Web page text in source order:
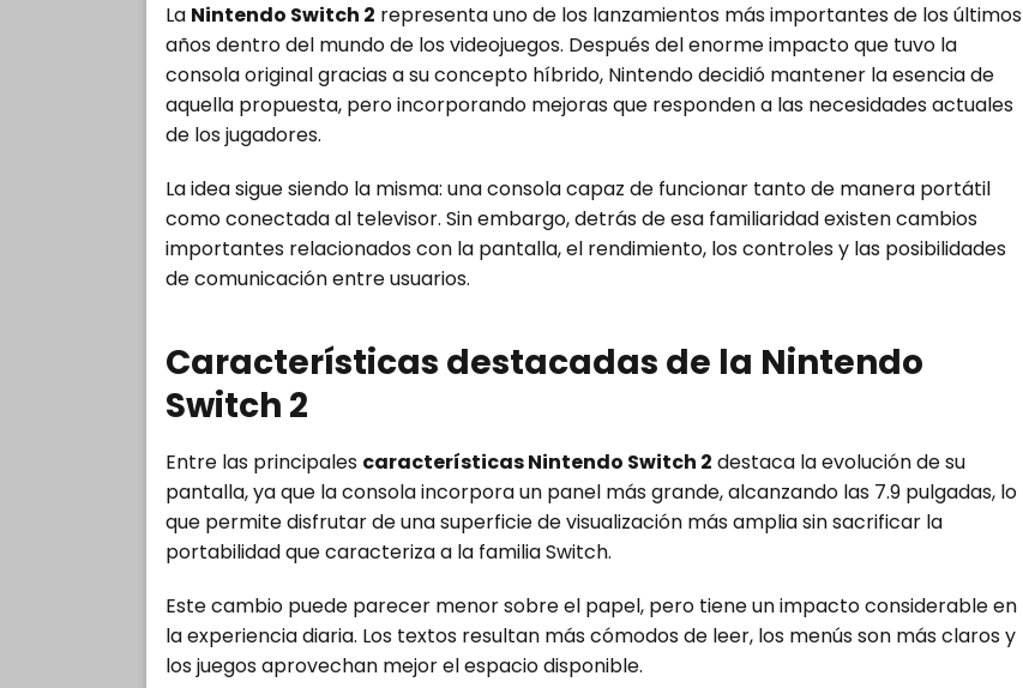
La Nintendo Switch 2 representa uno de los lanzamientos más importantes de los últimos
años dentro del mundo de los videojuegos. Después del enorme impacto que tuvo la
consola original gracias a su concepto híbrido, Nintendo decidió mantener la esencia de
aquella propuesta, pero incorporando mejoras que responden a las necesidades actuales
de los jugadores.
La idea sigue siendo la misma: una consola capaz de funcionar tanto de manera portátil
como conectada al televisor. Sin embargo, detrás de esa familiaridad existen cambios
importantes relacionados con la pantalla, el rendimiento, los controles y las posibilidades
de comunicación entre usuarios.
Características destacadas de la Nintendo
Switch 2
Entre las principales características Nintendo Switch 2 destaca la evolución de su
pantalla, ya que la consola incorpora un panel más grande, alcanzando las 7.9 pulgadas, lo
que permite disfrutar de una superficie de visualización más amplia sin sacrificar la
portabilidad que caracteriza a la familia Switch.
Este cambio puede parecer menor sobre el papel, pero tiene un impacto considerable en
la experiencia diaria. Los textos resultan más cómodos de leer, los menús son más claros y
los juegos aprovechan mejor el espacio disponible.